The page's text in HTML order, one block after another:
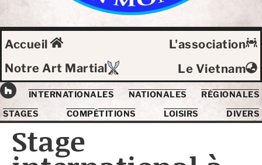
Accueil
L'association
Notre Art Martial
Le Vietnam
INTERNATIONALES NATIONALES
RÉGIONALES
STAGES
COMPÉTITIONS LOISIRS DIVERS
Stage